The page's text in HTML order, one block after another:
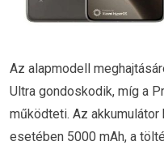
Az alapmodell
Ultra gondoskodik, míg a
működteti. Az
esetében 5000 mAh, a